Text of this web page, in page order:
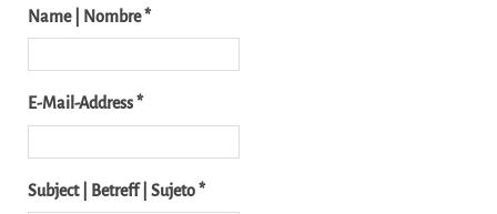
Name | Nombre *
E-Mail-Address *
Subject | Betreff | Sujeto *